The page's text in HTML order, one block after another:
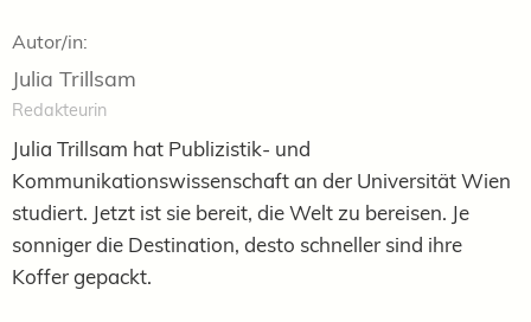
Autor/in:
Julia Trillsam
Redakteurin
Julia Trillsam hat Publizistik- und
Kommunikationswissenschaft an der Universität Wien
studiert. Jetzt ist sie bereit, die Welt zu bereisen. Je
sonniger die Destination, desto schneller sind ihre
Koffer gepackt.